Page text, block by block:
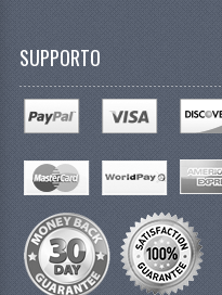
SUPPORTO